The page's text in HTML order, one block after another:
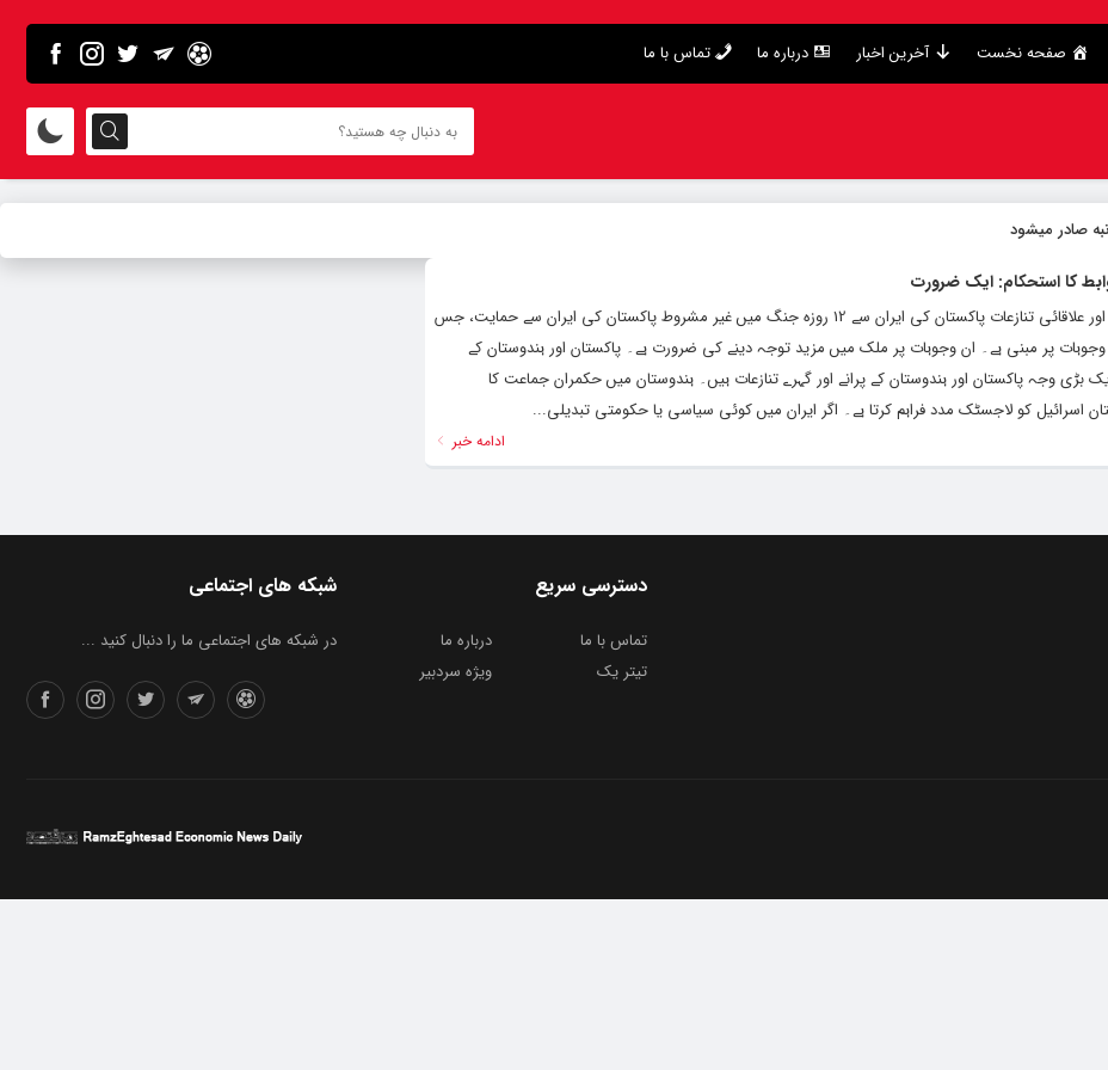
صفحه نخست آخرین اخبار درباره ما تماس با ما
صادر میشود
کا استحکام: ایک ضرورت
پاکستان کی ایران سے حمایت: سیاسی دباؤ اور علاقائی تنازعات پاکستان کی ایران سے 12 روزہ جنگ میں غیر مشروط پاکستان کی ایران سے حمایت، جس
پر مبنی ہے۔ ان وجوہات پر ملک میں مزید توجہ دینے کی ضرورت ہے۔ پاکستان اور ہندوستان کے
بڑی وجہ پاکستان اور ہندوستان کے پرانے اور گہرے تنازعات ہیں۔ ہندوستان میں حکمران جماعت کا
اسرائیل کو لاجسٹک مدد فراہم کرتا ہے۔ اگر ایران میں کوئی سیاسی یا حکومتی تبدیلی...
ادامه خبر
شبکه های اجتماعی
در شبکه های اجتماعی ما را دنبال کنید ...
دسترسی سریع
تماس با ما
درباره ما
تیتر یک
ویژه سردبیر